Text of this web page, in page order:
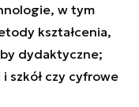
w tym
kształcenia,
dydaktyczne;
szkół czy cyfrowe